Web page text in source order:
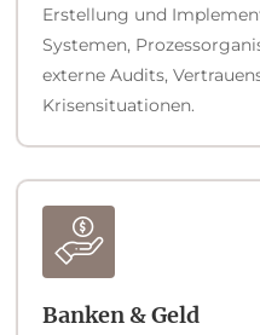
Erstellung und
Systemen,
externe Audits,
Krisensituationen.
Banken & Geld